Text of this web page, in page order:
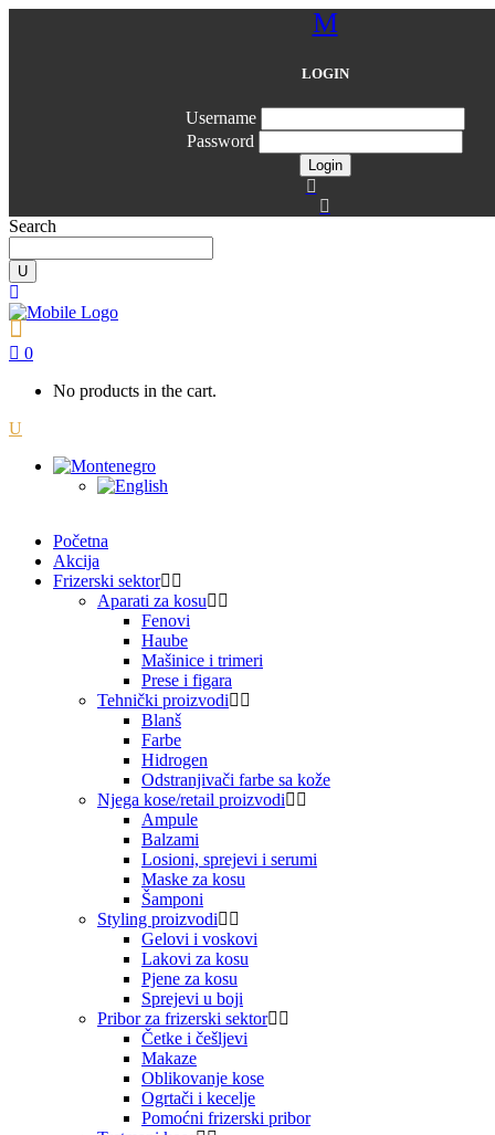
LOGIN
Username
Password
Search
0
No products in the cart.
Početna
Akcija
Frizerski sektor
Aparati za kosu
Fenovi
Haube
Mašinice i trimeri
Prese i figara
Tehnički proizvodi
Blanš
Farbe
Hidrogen
Odstranjivači farbe sa kože
Njega kose/retail proizvodi
Ampule
Balzami
Losioni, sprejevi i serumi
Maske za kosu
Šamponi
Styling proizvodi
Gelovi i voskovi
Lakovi za kosu
Pjene za kosu
Sprejevi u boji
Pribor za frizerski sektor
Četke i češljevi
Makaze
Oblikovanje kose
Ogrtači i kecelje
Pomoćni frizerski pribor